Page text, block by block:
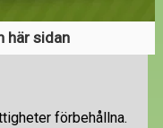
här sidan
förbehållna.